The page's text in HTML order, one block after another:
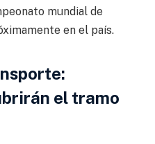
mundial de
en el país.
el tramo